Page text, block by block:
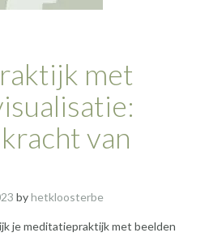
met
van
byhetkloosterbe
je meditatiepraktijk met beelden